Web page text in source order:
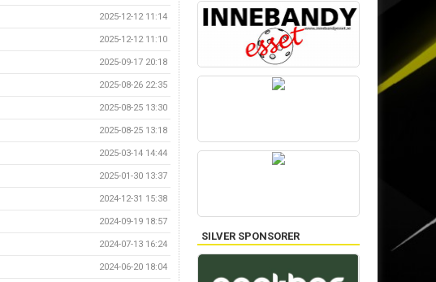
2025-12-12 11:14
2025-12-12 11:10
2025-09-17 20:18
2025-08-26 22:35
2025-08-25 13:30
2025-08-25 13:18
2025-03-14 14:44
2025-01-30 13:37
2024-12-31 15:38
2024-09-19 18:57
2024-07-13 16:24
2024-06-20 18:04
SILVER SPONSORER